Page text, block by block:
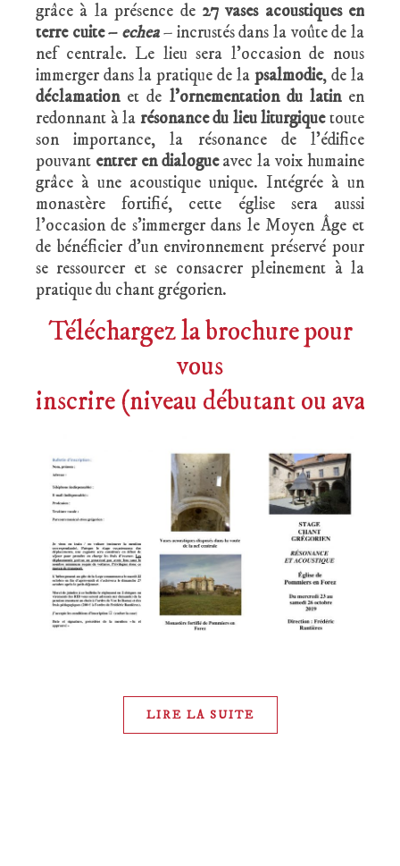
grâce à la présence de 27 vases acoustiques en
terre cuite – echea– incrustés dans la voûte de la
nef centrale. Le lieu sera l’occasion de nous
immerger dans la pratique de la psalmodie, de la
déclamationet de l’ornementation du latinen
redonnant à la résonance du lieu liturgiquetoute
son importance, la résonance de l’édifice
pouvant entrer en dialogueavec la voix humaine
grâce à une acoustique unique. Intégrée à un
monastère fortifié, cette église sera aussi
l’occasion de s’immerger dans le Moyen Âge et
de bénéficier d’un environnement préservé pour
se ressourcer et se consacrer pleinement à la
pratique du chant grégorien.
Téléchargez la brochure pour
vous
inscrire (niveau débutant ou
LIRE LA SUITE